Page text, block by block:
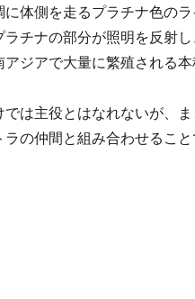
に体側を走るプラチナ色の
ラチナの部分が照明を反射
アジアで大量に繁殖される
では主役とはなれないが、
ラの仲間と組み合わせるこ